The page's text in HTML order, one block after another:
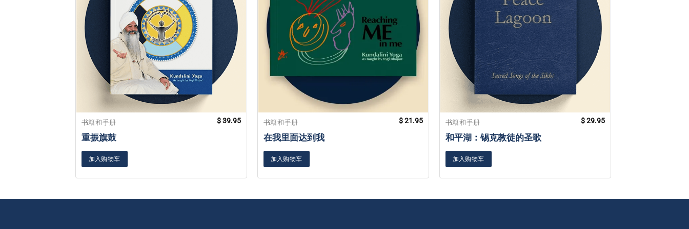
书籍和手册
重振旗鼓
$39.95
加入购物车
书籍和手册
在我里面达到我
$21.95
加入购物车
书籍和手册
和平湖：锡克教徒的圣歌
$29.95
加入购物车